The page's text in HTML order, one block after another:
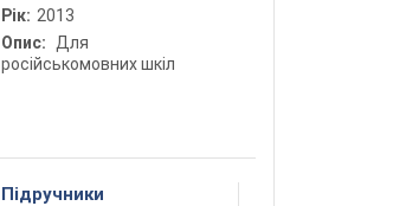
Рік: 2013
Опис:
Для
російськомовних шкіл
Підручники